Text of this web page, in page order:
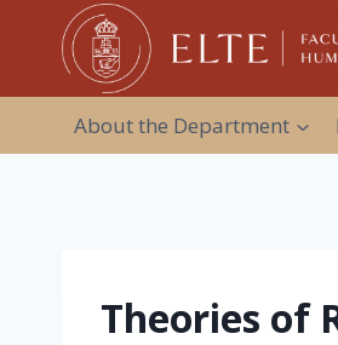
content
About the Department
Theories of